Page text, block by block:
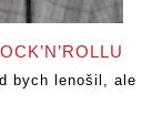
bych lenošil, ale